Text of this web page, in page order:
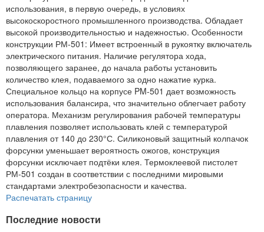
использования, в первую очередь, в условиях
высокоскоростного промышленного производства. Обладает
высокой производительностью и надежностью. Особенности
конструкции РМ-501: Имеет встроенный в рукоятку включатель
электрического питания. Наличие регулятора хода,
позволяющего заранее, до начала работы установить
количество клея, подаваемого за одно нажатие курка.
Специальное кольцо на корпусе PM-501 дает возможность
использования балансира, что значительно облегчает работу
оператора. Механизм регулирования рабочей температуры
плавления позволяет использовать клей с температурой
плавления от 140 до 230°С. Силиконовый защитный колпачок
форсунки уменьшает вероятность ожогов, конструкция
форсунки исключает подтёки клея. Термоклеевой пистолет
РМ-501 создан в соответствии с последними мировыми
стандартами электробезопасности и качества.
Распечатать страницу
Последние новости